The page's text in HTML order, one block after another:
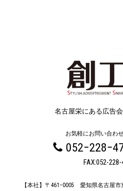
名古屋栄にある広告会
お気軽にお問い合わ
FAX:052-228-
【本社】〒461−0005 愛知県名古屋市